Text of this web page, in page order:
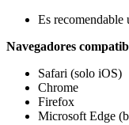
Es recomendable
Navegadores
Safari (solo iOS)
Chrome
Firefox
Microsoft Edge